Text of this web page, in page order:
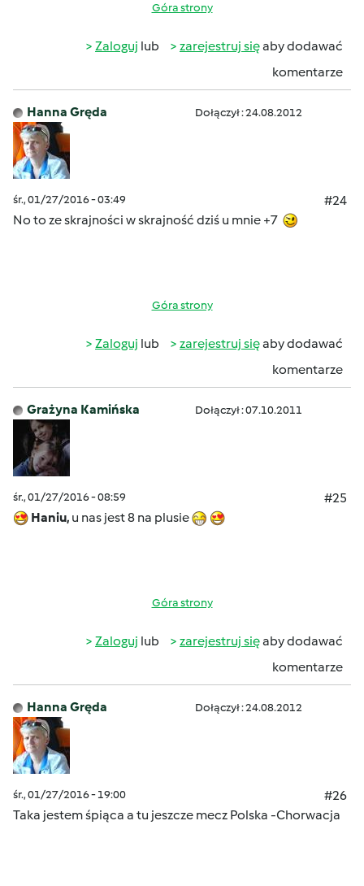
Góra strony
Zaloguj lub zarejestruj sięaby dodawać
komentarze
Hanna Gręda Dołączył : 24.08.2012
śr., 01/27/2016 - 03:49
#24
No to ze skrajności w skrajność dziś u mnie +7
Góra strony
Zaloguj lub zarejestruj sięaby dodawać
komentarze
Grażyna Kamińska Dołączył : 07.10.2011
śr., 01/27/2016 - 08:59
#25
Haniu, u nas jest 8 na plusie
Góra strony
Zaloguj lub zarejestruj sięaby dodawać
komentarze
Hanna Gręda Dołączył : 24.08.2012
śr., 01/27/2016 - 19:00
#26
Taka jestem śpiąca a tu jeszcze mecz Polska -Chorwacja